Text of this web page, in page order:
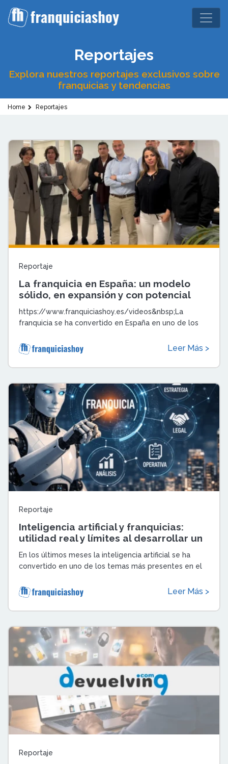
Reportajes
Explora nuestros reportajes exclusivos sobre
franquicias y tendencias
Home Reportajes
Reportaje
La franquicia en España: un modelo
sólido, en expansión y con potencial
que sigue creciendo
https://www.franquiciashoy.es/videos&nbsp;La
franquicia se ha convertido en España en uno de los
Leer Más >
Reportaje
Inteligencia artificial y franquicias:
utilidad real y límites al desarrollar un
proyecto de franquicia
En los últimos meses la inteligencia artificial se ha
convertido en uno de los temas más presentes en el
Leer Más >
Reportaje